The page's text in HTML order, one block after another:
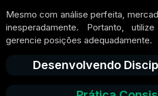
Mesmo com análise perfeita,
inesperadamente. Portanto,
gerencie posições adequadamente.
Desenvolvendo